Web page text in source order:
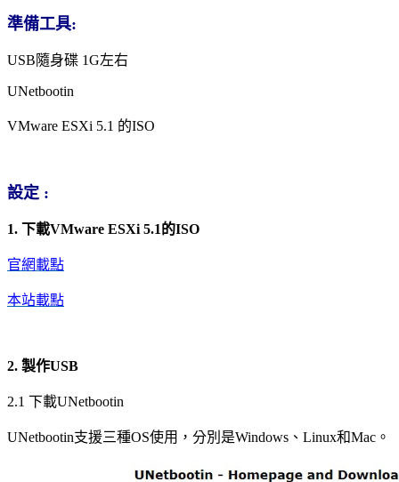
準備工具:
USB隨身碟 1G左右
UNetbootin
VMware ESXi 5.1 的ISO
設定 :
1. 下載VMware ESXi 5.1的ISO
官網載點
本站載點
2. 製作USB
2.1 下載UNetbootin
UNetbootin支援三種OS使用，分別是Windows、Linux和Mac。